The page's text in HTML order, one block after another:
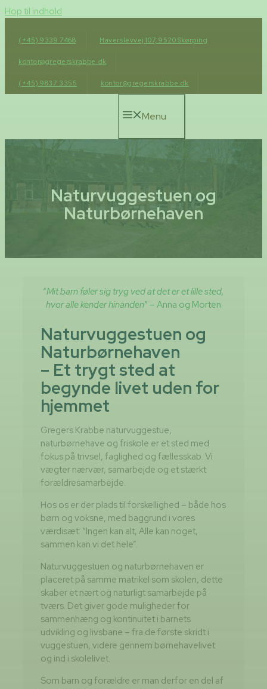
Hop til indhold
(+45) 9339 7468 Haverslevvej 107, 9520 Skørping
kontor@gregerskrabbe.dk
(+45) 9837 3355 kontor@gregerskrabbe.dk
Menu
Naturvuggestuen og
Naturbørnehaven
“Mit barn føler sig tryg ved at det er et lille sted,
hvor alle kender hinanden” – Anna og Morten
Naturvuggestuen og
Naturbørnehaven
– Et trygt sted at
begynde livet uden for
hjemmet
Gregers Krabbe naturvuggestue,
naturbørnehave og friskole er et sted med
fokus på trivsel, faglighed og fællesskab. Vi
vægter nærvær, samarbejde og et stærkt
forældresamarbejde.
Hos os er der plads til forskellighed – både hos
børn og voksne, med baggrund i vores
værdisæt: “Ingen kan alt, Alle kan noget,
sammen kan vi det hele”.
Naturvuggestuen og naturbørnehaven er
placeret på samme matrikel som skolen, dette
skaber et nært og naturligt samarbejde på
tværs. Det giver gode muligheder for
sammenhæng og kontinuitet i barnets
udvikling og livsbane – fra de første skridt i
vuggestuen, videre gennem børnehavelivet
og ind i skolelivet.
Som barn og forældre er man derfor en del af